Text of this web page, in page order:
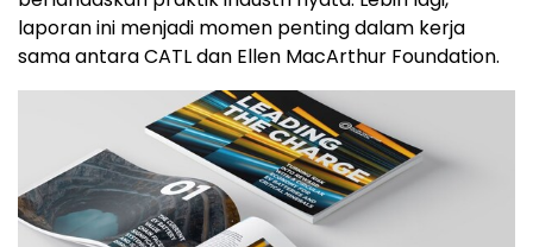
laporan ini menjadi momen penting dalam kerja
sama antara CATL dan Ellen MacArthur Foundation.